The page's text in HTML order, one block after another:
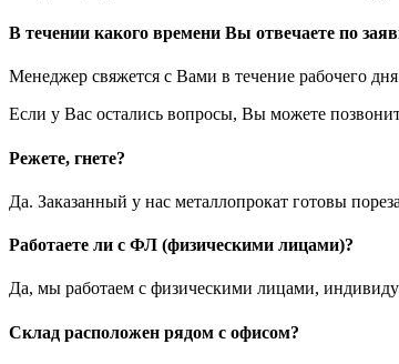
В течении какого времени Вы отвечаете по
Менеджер свяжется с Вами в течение рабочего
Если у Вас остались вопросы, Вы можете
Режете, гнете?
Да. Заказанный у нас металлопрокат готовы
Работаете ли с ФЛ (физическими лицами)?
Да, мы работаем с физическими лицами,
Склад расположен рядом с офисом?